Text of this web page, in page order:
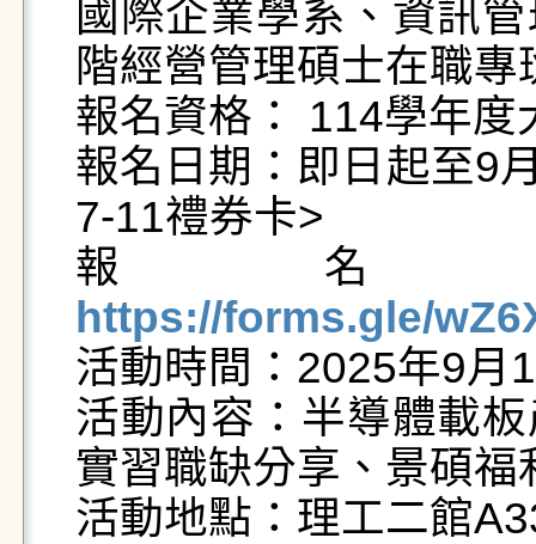
國際企業學系、資訊
階經營管理碩士在職專
報名資格： 114學年度
報名日期：即日起至9
7-11禮券卡>
https://forms.gle/
活動時間：2025年9月
活動內容：半導體載
實習職缺分享、景碩福
活動地點：理工二館